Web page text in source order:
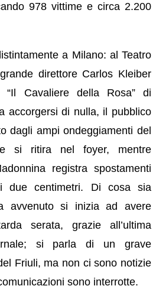
978 vittime e circa 2.200
a Milano: al Teatro
direttore Carlos Kleiber
“Il Cavaliere della Rosa” di
accorgersi di nulla, il pubblico
dagli ampi ondeggiamenti del
e si ritira nel foyer, mentre
registra spostamenti
due centimetri. Di cosa sia
avvenuto si inizia ad avere
serata, grazie all’ultima
si parla di un grave
Friuli, ma non ci sono notizie
sono interrotte.